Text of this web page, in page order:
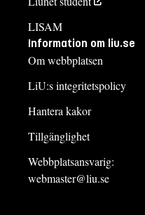
LISAM
Information om liu.se
Om webbplatsen
LiU:s integritetspolicy
Hantera kakor
Tillgänglighet
Webbplatsansvarig:
webmaster@liu.se